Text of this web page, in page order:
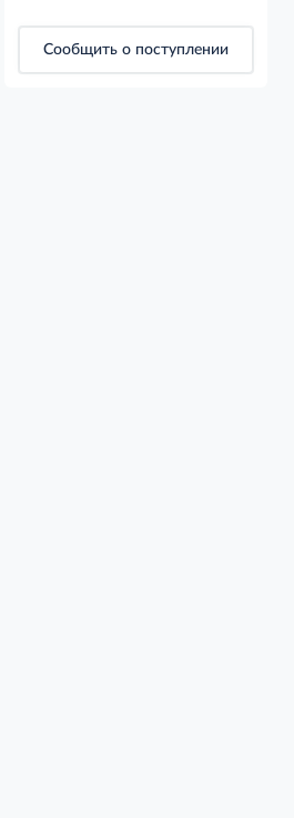
Сообщить о поступлении